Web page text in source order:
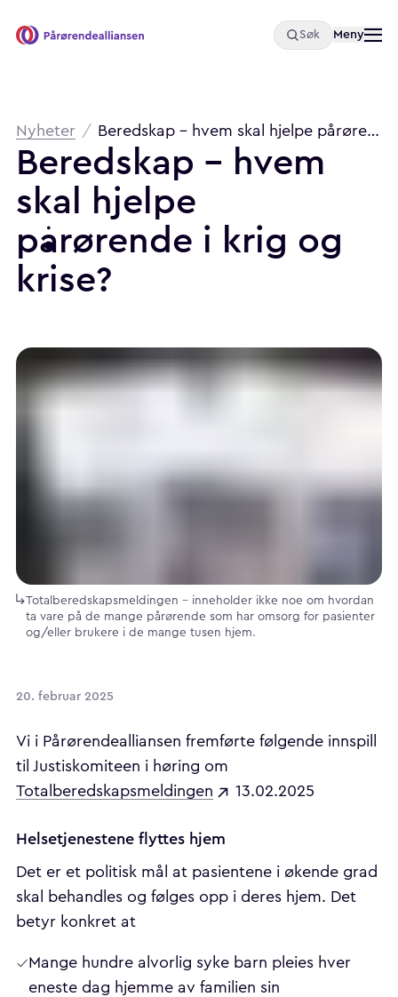
Pårørendealliansen Søk Åpne
Meny
Brødsmulesti
Nyheter / Beredskap - hvem skal hjelpe pårørende i krig og krise?
Beredskap - hvem
skal hjelpe
pårørende i krig og
krise?
Totalberedskapsmeldingen - inneholder ikke noe om hvordan
ta vare på de mange pårørende som har omsorg for pasienter
og/eller brukere i de mange tusen hjem.
20. februar 2025
Vi i Pårørendealliansen fremførte følgende innspill
til Justiskomiteen i høring om
Totalberedskapsmeldingen
13.02.2025
Helsetjenestene flyttes hjem
Det er et politisk mål at pasientene i økende grad
skal behandles og følges opp i deres hjem. Det
betyr konkret at
Mange hundre alvorlig syke barn pleies hver
eneste dag hjemme av familien sin